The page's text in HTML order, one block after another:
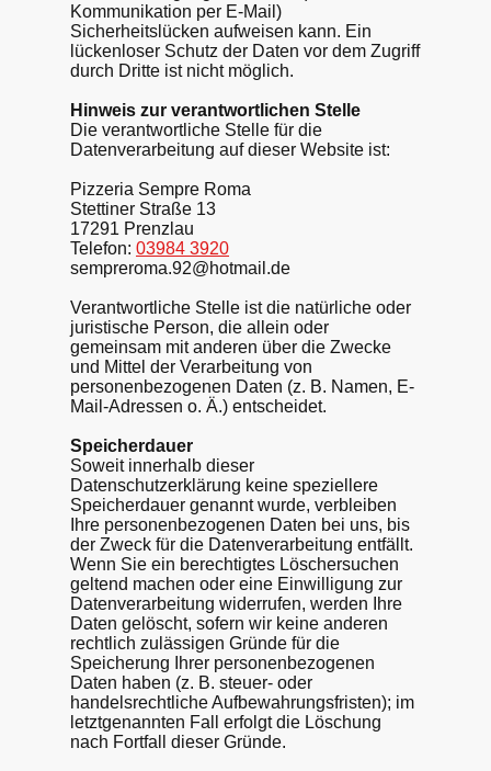
Kommunikation per E-Mail)
Sicherheitslücken aufweisen kann. Ein
lückenloser Schutz der Daten vor dem Zugriff
durch Dritte ist nicht möglich.
Hinweis zur verantwortlichen Stelle
Die verantwortliche Stelle für die
Datenverarbeitung auf dieser Website ist:
Pizzeria Sempre Roma
Stettiner Straße 13
17291 Prenzlau
Telefon: 03984 3920
sempreroma.92@hotmail.de
Verantwortliche Stelle ist die natürliche oder
juristische Person, die allein oder
gemeinsam mit anderen über die Zwecke
und Mittel der Verarbeitung von
personenbezogenen Daten (z. B. Namen, E-
Mail-Adressen o. Ä.) entscheidet.
Speicherdauer
Soweit innerhalb dieser
Datenschutzerklärung keine speziellere
Speicherdauer genannt wurde, verbleiben
Ihre personenbezogenen Daten bei uns, bis
der Zweck für die Datenverarbeitung entfällt.
Wenn Sie ein berechtigtes Löschersuchen
geltend machen oder eine Einwilligung zur
Datenverarbeitung widerrufen, werden Ihre
Daten gelöscht, sofern wir keine anderen
rechtlich zulässigen Gründe für die
Speicherung Ihrer personenbezogenen
Daten haben (z. B. steuer- oder
handelsrechtliche Aufbewahrungsfristen); im
letztgenannten Fall erfolgt die Löschung
nach Fortfall dieser Gründe.